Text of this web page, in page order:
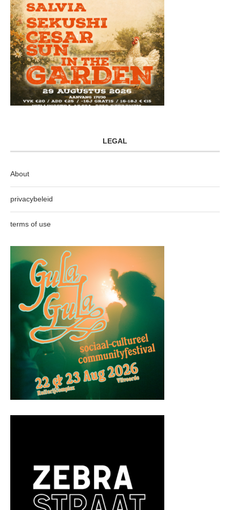
LEGAL
About
privacybeleid
terms of use